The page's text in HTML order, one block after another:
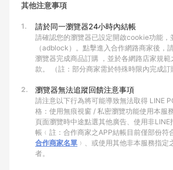
其他注意事項
1. 請於同一瀏覽器24小時內結帳
請確認您的瀏覽器已設定開啟cookie功能，
（adblock）。點擊進入合作網路商家後，
瀏覽器完成商品訂購 ，並於各網路店家規
款。 （註：部分商家需於特殊時限內完成訂
2. 瀏覽器無法追蹤回饋注意事項
請注意以下行為將可能導致無法取得 LINE
格：使用無痕視窗 / 私密瀏覽功能使用本服
頁面瀏覽時中途點選其他廣告、使用非LINE
帳﹙註：合作商家之APP結帳目前僅部份符
合作商家名單 ﹚、或使用其他非本服務指定
者。